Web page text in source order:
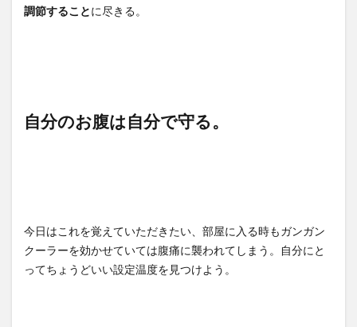
調節することに尽きる。
自分のお腹は自分で守る。
今日はこれを覚えていただきたい、部屋に入る時もガンガン
クーラーを効かせていては腹痛に襲われてしまう。自分にと
ってちょうどいい設定温度を見つけよう。